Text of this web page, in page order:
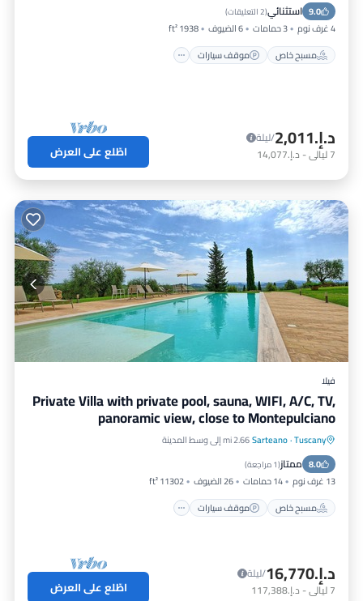
9.0 استثنائي(2 التعليقات )
4 غرف نوم 3 حمامات 6 الضيوف
1938 ft²
مسبح خاص
موقف سيارات
شرفة / تراس
د.إ.‏2,011
/ليلة
7ليالي- د.إ.‏14,077 اطّلع على العرض
فيلا
Private Villa with private pool, sauna, WIFI, A/C, TV,
panoramic view, close to Montepulciano
Tuscany
·
Sarteano2.66 mi إلى وسط المدينة
8.0 ممتاز(1 مراجعة )
13 غرف نوم 14 حمامات 26 الضيوف
11302 ft²
مسبح خاص
موقف سيارات
مسبح خاص موقف سيارات
سبا
د.إ.‏16,770
/ليلة
7ليالي- د.إ.‏117,388 اطّلع على العرض